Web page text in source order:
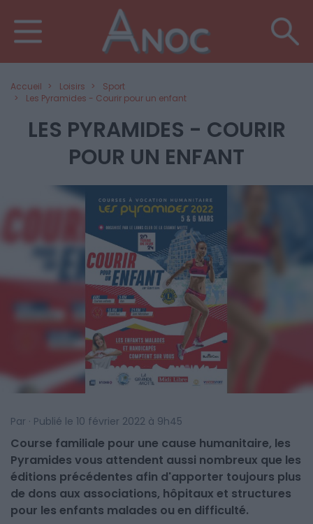
Accueil Loisirs
Sport
Les Pyramides - Courir pour un enfant
LES PYRAMIDES - COURIR
POUR UN ENFANT
Par · Publié le 10 février 2022 à 9h45
Course familiale pour une cause humanitaire, les
Pyramides vous attendent aussi nombreux que les
éditions précédentes afin d'apporter toujours plus
de dons aux associations, hôpitaux et structures
pour les enfants malades ou en difficulté.